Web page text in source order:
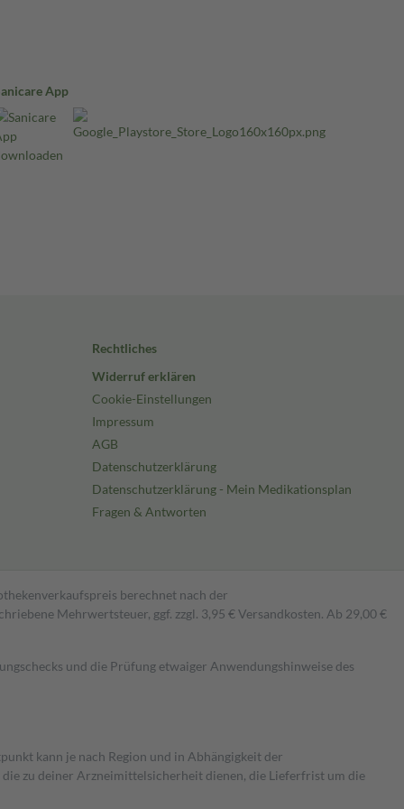
App
Rechtliches
Widerruf erklären
Cookie-Einstellungen
Impressum
AGB
Datenschutzerklärung
Datenschutzerklärung - Mein Medikationsplan
Fragen & Antworten
berechnet nach der
Mehrwertsteuer, ggf. zzgl. 3,95 € Versandkosten. Ab 29,00 €
und die Prüfung etwaiger Anwendungshinweise des
kann je nach Region und in Abhängigkeit der
zu deiner Arzneimittelsicherheit dienen, die Lieferfrist um die